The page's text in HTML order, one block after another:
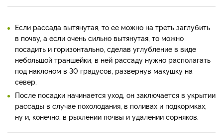
Если рассада вытянутая, то ее можно на треть заглубить
в почву, а если очень сильно вытянутая, то можно
посадить и горизонтально, сделав углубление в виде
небольшой траншейки, в ней рассаду нужно располагать
под наклоном в 30 градусов, развернув макушку на
север.
После посадки начинается уход, он заключается в укрытии
рассады в случае похолодания, в поливах и подкормках,
ну и, конечно, в рыхлении почвы и удалении сорняков.